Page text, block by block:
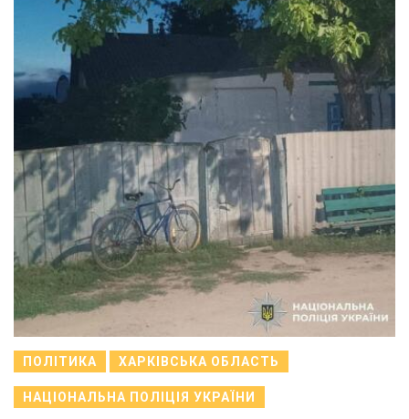
ПОЛІТИКА ХАРКІВСЬКА ОБЛАСТЬ
НАЦІОНАЛЬНА ПОЛІЦІЯ УКРАЇНИ